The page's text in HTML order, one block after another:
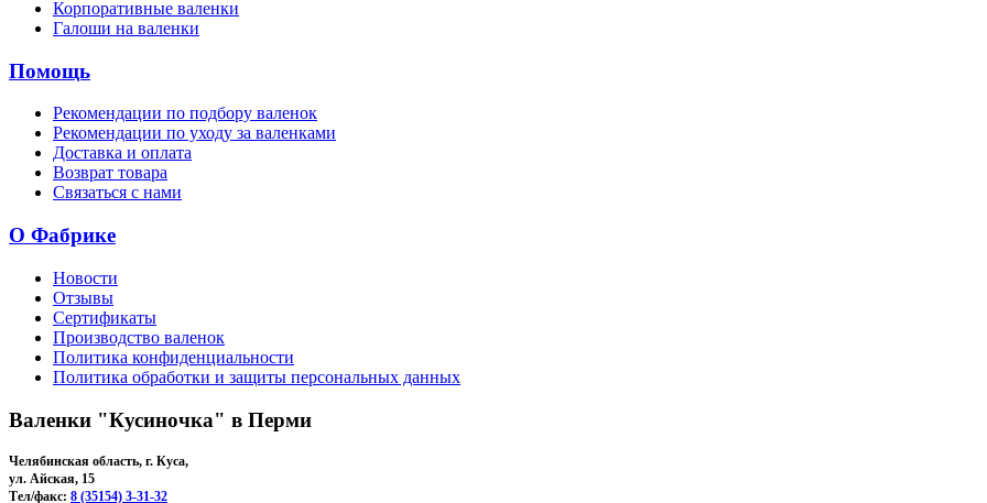
Корпоративные валенки
Галоши на валенки
Помощь
Рекомендации по подбору валенок
Рекомендации по уходу за валенками
Доставка и оплата
Возврат товара
Связаться с нами
О Фабрике
Новости
Отзывы
Сертификаты
Производство валенок
Политика конфиденциальности
Политика обработки и защиты персональных данных
Валенки "Кусиночка" в Перми
Челябинская область, г. Куса,
ул. Айская, 15
Тел/факс: 8 (35154) 3-31-32